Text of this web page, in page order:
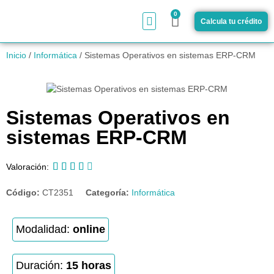
0
Calcula tu crédito
Inicio / Informática / Sistemas Operativos en sistemas ERP-CRM
Sistemas Operativos en
sistemas ERP-CRM
Valoración:     
Código: CT2351 Categoría: Informática
Modalidad: online
Duración: 15 horas